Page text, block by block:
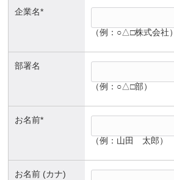
企業名*
（例：○△□株式会社）
部署名
（例：○△□部）
お名前*
（例：山田 太郎）
お名前 (カナ)